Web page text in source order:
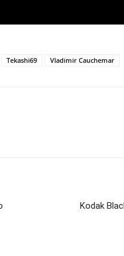
Tekashi69 Vladimir Cauchemar
Kodak